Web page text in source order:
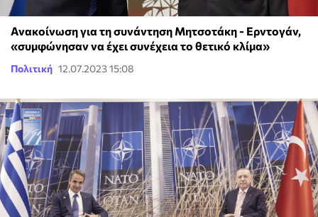
Ανακοίνωση για τη συνάντηση Μητσοτάκη - Ερντογάν,
«συμφώνησαν να έχει συνέχεια το θετικό κλίμα»
Πολιτική 12.07.2023 15:08